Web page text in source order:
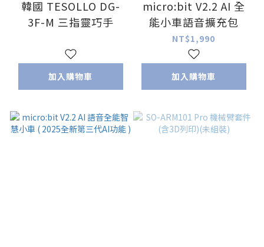
韓國 TESOLLO DG-
3F-M 三指靈巧手
加入購物車
micro:bit V2.2 AI 全
能小車語音擴充包
NT$1,990
加入購物車